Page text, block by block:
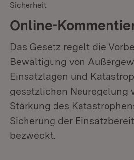
Sicherheit
Online-
Das Gesetz regelt die
Bewältigung von
Einsatzlagen und
gesetzlichen Neuregelung
Stärkung des
Sicherung der
bezweckt.